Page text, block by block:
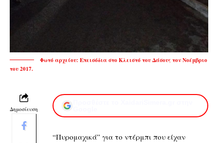
Φωτό αρχείου: Επεισόδια στο Κλειστό του Δάσους τον Νοέμβριο
του 2017.
Δημοσίευση
“Πυρομαχικά” για το ντέρμπι που είχαν